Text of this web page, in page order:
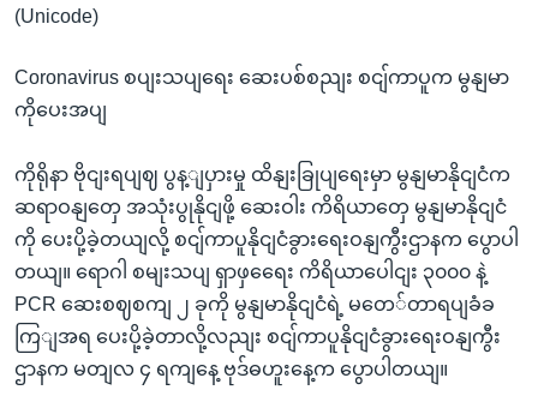
(Unicode)
Coronavirus စပျးသပျရေး ဆေးပစ်စညျး စငျ်ကာပူက မွနျမာ
ကိုပေးအပျ
ကိုရိုနာ ဗိုငျးရပျဈ ပွန့ျပှားမှု ထိနျးခြုပျရေးမှာ မွနျမာနိုငျငံက
ဆရာဝနျတှေ အသုံးပွုနိုငျဖို့ ဆေးဝါး ကိရိယာတှေ မွနျမာနိုငျငံ
ကို ပေးပို့ခဲ့တယျလို့ စငျ်ကာပူနိုငျငံခွားရေးဝနျကွီးဌာနက ပွောပါ
တယျ။ ရောဂါ စမျးသပျ ရှာဖှရေေး ကိရိယာပေါငျး ၃၀၀၀ နဲ့
PCR ဆေးစဈစကျ ၂ ခုကို မွနျမာနိုငျငံရဲ့ မတေ်တာရပျခံခ
ကြျအရ ပေးပို့ခဲ့တာလို့လညျး စငျ်ကာပူနိုငျငံခွားရေးဝနျကွီး
ဌာနက မတျလ ၄ ရကျနေ့ ဗုဒ်ဓဟူးနေ့က ပွောပါတယျ။